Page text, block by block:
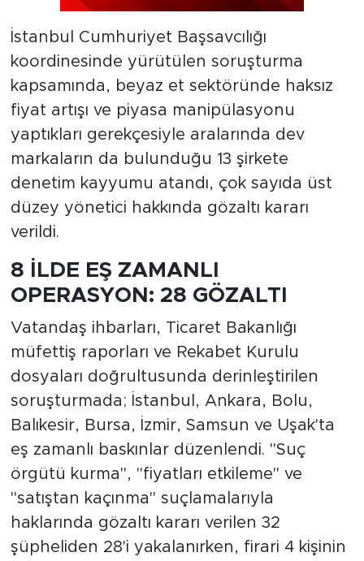
İstanbul Cumhuriyet Başsavcılığı
koordinesinde yürütülen soruşturma
kapsamında, beyaz et sektöründe haksız
fiyat artışı ve piyasa manipülasyonu
yaptıkları gerekçesiyle aralarında dev
markaların da bulunduğu 13 şirkete
denetim kayyumu atandı, çok sayıda üst
düzey yönetici hakkında gözaltı kararı
verildi.
8 İLDE EŞ ZAMANLI
OPERASYON: 28 GÖZALTI
Vatandaş ihbarları, Ticaret Bakanlığı
müfettiş raporları ve Rekabet Kurulu
dosyaları doğrultusunda derinleştirilen
soruşturmada; İstanbul, Ankara, Bolu,
Balıkesir, Bursa, İzmir, Samsun ve Uşak'ta
eş zamanlı baskınlar düzenlendi. "Suç
örgütü kurma", "fiyatları etkileme" ve
"satıştan kaçınma" suçlamalarıyla
haklarında gözaltı kararı verilen 32
şüpheliden 28'i yakalanırken, firari 4 kişinin